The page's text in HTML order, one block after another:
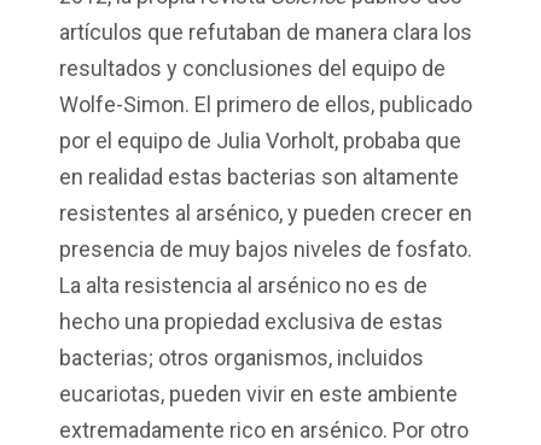
artículos que refutaban de manera clara los
resultados y conclusiones del equipo de
Wolfe-Simon. El primero de ellos, publicado
por el equipo de Julia Vorholt, probaba que
en realidad estas bacterias son altamente
resistentes al arsénico, y pueden crecer en
presencia de muy bajos niveles de fosfato.
La alta resistencia al arsénico no es de
hecho una propiedad exclusiva de estas
bacterias; otros organismos, incluidos
eucariotas, pueden vivir en este ambiente
extremadamente rico en arsénico. Por otro